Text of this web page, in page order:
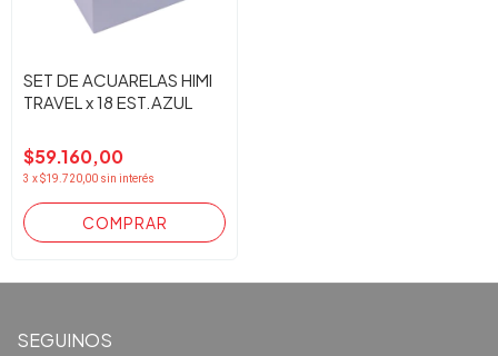
SET DE ACUARELAS HIMI
TRAVEL x 18 EST.AZUL
$59.160,00
3 x$19.720,00 sin interés
SEGUINOS